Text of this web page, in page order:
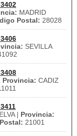
MADRID
Postal: 28028
SEVILLA
Provincia: CADIZ
| Provincia:
21001